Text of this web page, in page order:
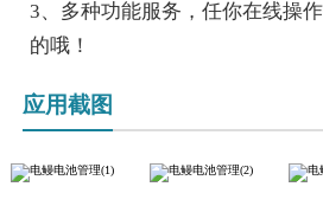
3、多种功能服务，任你在线操
的哦！
应用截图